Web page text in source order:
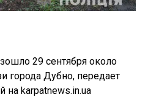
29 сентября около
города Дубно, передает
на karpatnews.in.ua